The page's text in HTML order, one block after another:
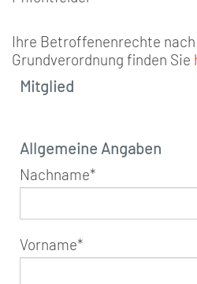
Ihre Betroffenenrechte
Grundverordnung finden Sie
Mitglied
Allgemeine Angaben
Nachname*
Vorname*